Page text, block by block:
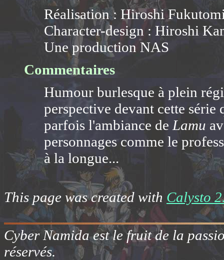
Réalisation : Hiroshi
Character-design : Hiroshi
Une production NAS
Commentaires
Humour burlesque à plein
perspective devant cette série
parfois l'ambiance de Lamu
personnages comme le
à la longue...
This page was created with Calysto
Cyber Namida est le fruit de la
réservés.